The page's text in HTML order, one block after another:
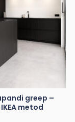
greep –
metod